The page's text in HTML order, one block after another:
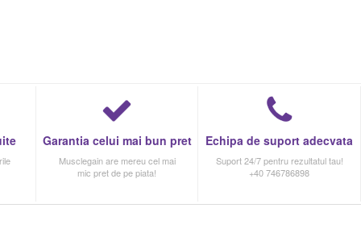
Garantia celui mai bun pret
Musclegain are mereu cel mai
mic pret de pe piata!
Echipa de suport adecvata
Suport 24/7 pentru rezultatul tau!
+40 746786898